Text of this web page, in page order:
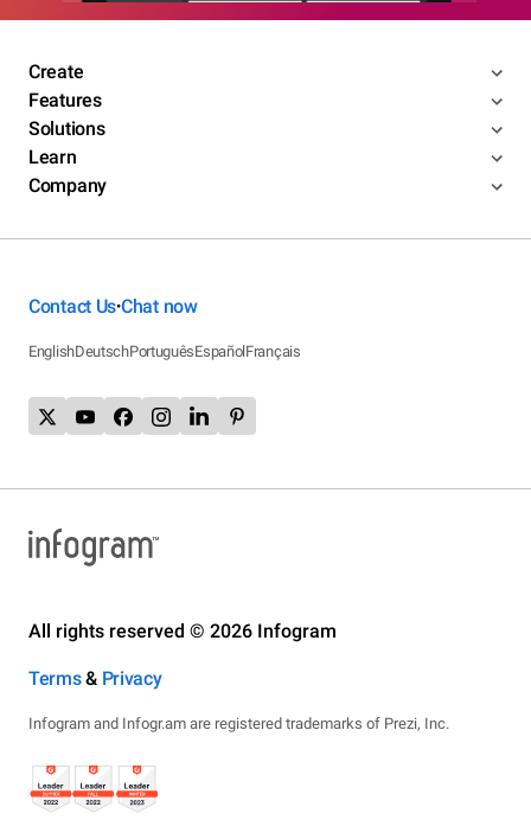
Create
Features
Solutions
Learn
Company
Contact Us•Chat now
EnglishDeutschPortuguêsEspañolFrançais
All rights reserved © 2026 Infogram
Terms& Privacy
Infogram and Infogr.am are registered trademarks of Prezi, Inc.